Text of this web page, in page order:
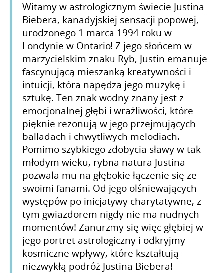
Witamy w astrologicznym świecie Justina
Biebera, kanadyjskiej sensacji popowej,
urodzonego 1 marca 1994 roku w
Londynie w Ontario! Z jego słońcem w
marzycielskim znaku Ryb, Justin emanuje
fascynującą mieszanką kreatywności i
intuicji, która napędza jego muzykę i
sztukę. Ten znak wodny znany jest z
emocjonalnej głębi i wrażliwości, które
pięknie rezonują w jego przejmujących
balladach i chwytliwych melodiach.
Pomimo szybkiego zdobycia sławy w tak
młodym wieku, rybna natura Justina
pozwala mu na głębokie łączenie się ze
swoimi fanami. Od jego olśniewających
występów po inicjatywy charytatywne, z
tym gwiazdorem nigdy nie ma nudnych
momentów! Zanurzmy się więc głębiej w
jego portret astrologiczny i odkryjmy
kosmiczne wpływy, które kształtują
niezwykłą podróż Justina Biebera!